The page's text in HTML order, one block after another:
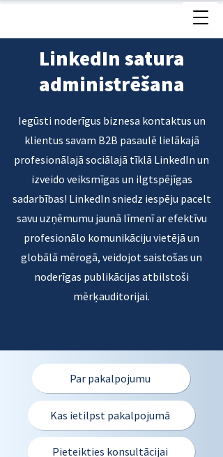
LinkedIn satura
administrēšana
Iegūsti noderīgus biznesa kontaktus un
klientus savam B2B pasaulē lielākajā
profesionālajā sociālajā tīklā LinkedIn un
izveido veiksmīgas un ilgtspējīgas
sadarbības! LinkedIn sniedz iespēju pacelt
savu uzņēmumu jaunā līmenī ar efektīvu
profesionālo komunikāciju vietējā un
globālā mērogā, veidojot saistošas un
noderīgas publikācijas atbilstoši
mērķauditorijai.
Par pakalpojumu
Kas ietilpst pakalpojumā
Pieteikties konsultācijai